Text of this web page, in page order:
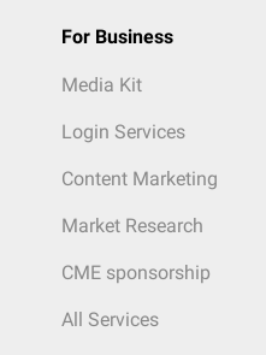
For Business
Media Kit
Login Services
Content Marketing
Market Research
CME sponsorship
All Services